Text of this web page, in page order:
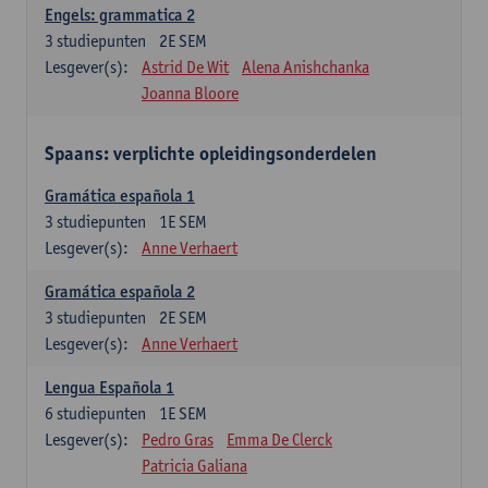
Engels: grammatica 2
2E SEM
3 studiepunten
Lesgever(s):
Astrid De Wit
Alena Anishchanka
Joanna Bloore
Spaans: verplichte opleidingsonderdelen
Gramática española 1
1E SEM
3 studiepunten
Lesgever(s):
Anne Verhaert
Gramática española 2
2E SEM
3 studiepunten
Lesgever(s):
Anne Verhaert
Lengua Española 1
1E SEM
6 studiepunten
Lesgever(s):
Pedro Gras
Emma De Clerck
Patricia Galiana